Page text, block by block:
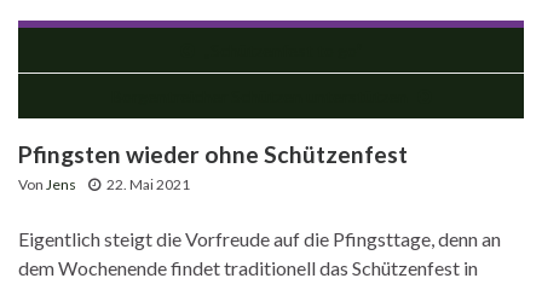
Pfingsten wieder ohne Schützenfest
Von Jens 22. Mai 2021
Eigentlich steigt die Vorfreude auf die Pfingsttage, denn an
dem Wochenende findet traditionell das Schützenfest in